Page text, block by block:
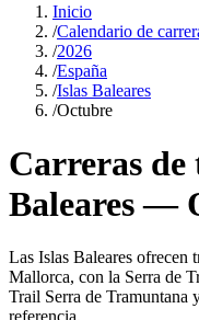
Inicio
/Calendario de
/2026
/España
/Islas Baleares
/Octubre
Carreras
Baleares —
Las Islas Baleares ofrecen
Mallorca, con la Serra de
Trail Serra de Tramuntana